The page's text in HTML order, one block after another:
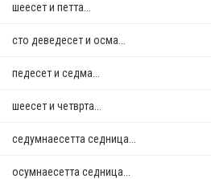
шеесет и петта...
сто деведесет и осма...
педесет и седма...
шеесет и четврта...
седумнаесетта седница...
осумнaесетта седница...